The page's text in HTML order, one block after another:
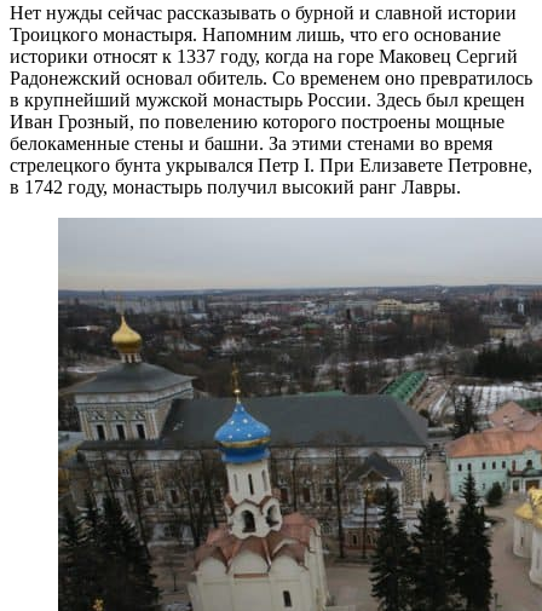
Нет нужды сейчас рассказывать о бурной и славной истории
Троицкого монастыря. Напомним лишь, что его основание
историки относят к 1337 году, когда на горе Маковец Сергий
Радонежский основал обитель. Со временем оно превратилось
в крупнейший мужской монастырь России. Здесь был крещен
Иван Грозный, по повелению которого построены мощные
белокаменные стены и башни. За этими стенами во время
стрелецкого бунта укрывался Петр I. При Елизавете Петровне,
в 1742 году, монастырь получил высокий ранг Лавры.